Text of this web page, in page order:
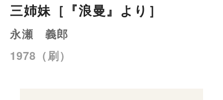
三姉妹［『浪曼』より］
永瀬 義郎
1978（刷）